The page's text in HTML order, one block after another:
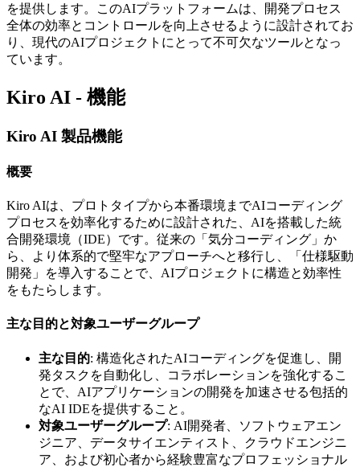
を提供します。このAIプラットフォームは、開発プロセス
全体の効率とコントロールを向上させるように設計されてお
り、現代のAIプロジェクトにとって不可欠なツールとなっ
ています。
Kiro AI - 機能
Kiro AI 製品機能
概要
Kiro AIは、プロトタイプから本番環境までAIコーディング
プロセスを効率化するために設計された、AIを搭載した統
合開発環境（IDE）です。従来の「気分コーディング」か
ら、より体系的で堅牢なアプローチへと移行し、「仕様駆動
開発」を導入することで、AIプロジェクトに構造と効率性
をもたらします。
主な目的と対象ユーザーグループ
主な目的: 構造化されたAIコーディングを促進し、開
発タスクを自動化し、コラボレーションを強化するこ
とで、AIアプリケーションの開発を加速させる包括的
なAI IDEを提供すること。
対象ユーザーグループ: AI開発者、ソフトウェアエン
ジニア、データサイエンティスト、クラウドエンジニ
ア、および初心者から経験豊富なプロフェッショナル